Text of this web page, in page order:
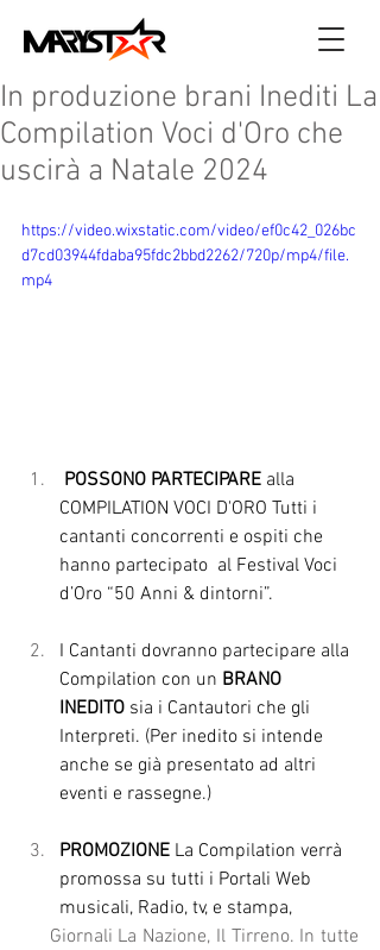
In produzione brani Inediti La
Compilation Voci d'Oro che
uscirà a Natale 2024
https://video.wixstatic.com/video/ef0c42_026bc
d7cd03944fdaba95fdc2bbd2262/720p/mp4/file.
mp4
POSSONO PARTECIPARE alla
COMPILATION VOCI D'ORO Tutti i
cantanti concorrenti e ospiti che
hanno partecipato  al Festival Voci
d’Oro “50 Anni & dintorni”.
I Cantanti dovranno partecipare alla
Compilation con un BRANO
INEDITO sia i Cantautori che gli
Interpreti. (Per inedito si intende
anche se già presentato ad altri
eventi e rassegne.)
PROMOZIONE La Compilation verrà
promossa su tutti i Portali Web
musicali, Radio, tv, e stampa,
Giornali La Nazione, Il Tirreno. In tutte